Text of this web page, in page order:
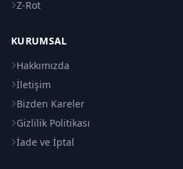
Z-Rot
KURUMSAL
Hakkımızda
İletişim
Bizden Kareler
Gizlilik Politikası
İade ve İptal